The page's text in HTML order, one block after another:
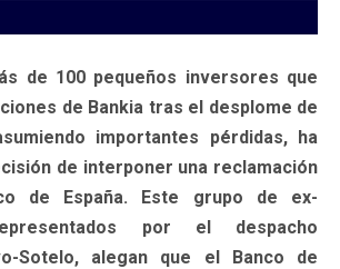
de 100 pequeños inversores que
de Bankia tras el desplome de
importantes pérdidas, ha
de interponer una reclamación
de España. Este grupo de ex-
por el despacho
Sotelo, alegan que el Banco de